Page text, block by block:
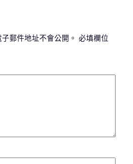
郵件地址不會公開。 必填欄位